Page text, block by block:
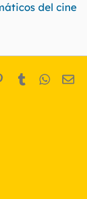
del cine
Pinterest
Tumblr